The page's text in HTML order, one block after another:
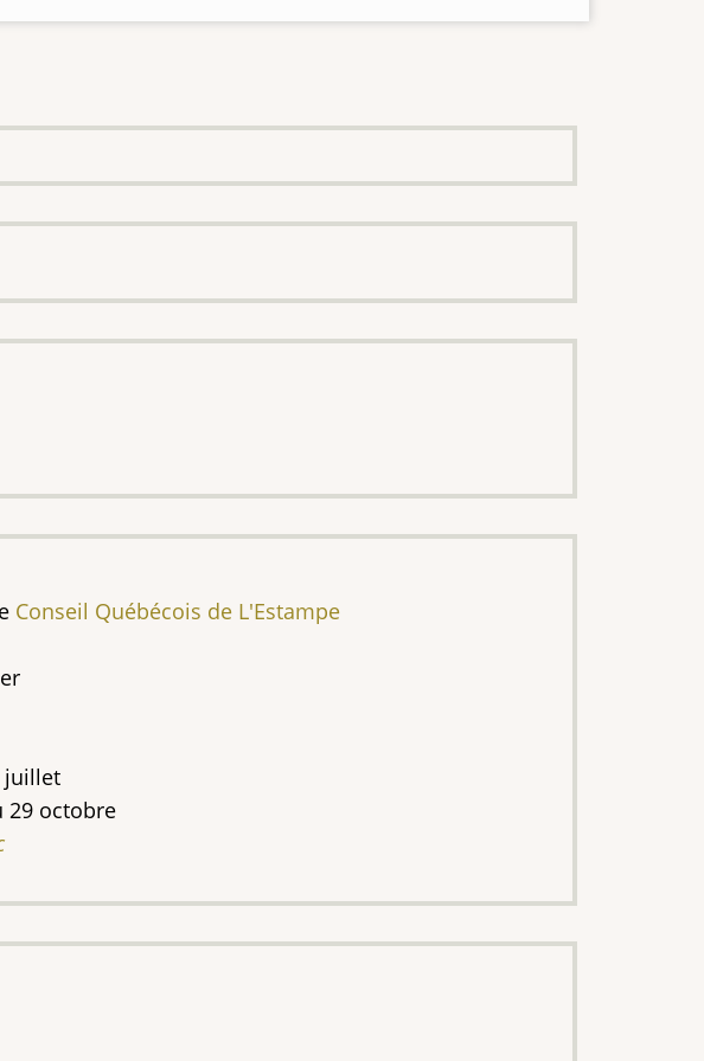
Conseil Québécois de L'Estampe
juillet
29 octobre